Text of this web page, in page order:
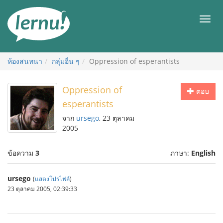
สารบัญ
เมนู
ห้องสนทนา กลุ่มอื่น ๆ Oppression of esperantists
ตอบ
Oppression of
esperantists
จาก ursego, 23 ตุลาคม
2005
ข้อความ 3 ภาษา: English
ursego (แสดงโปรไฟล์)
23 ตุลาคม 2005, 02:39:33